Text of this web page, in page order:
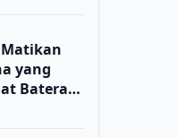
Matikan
yang
Baterai